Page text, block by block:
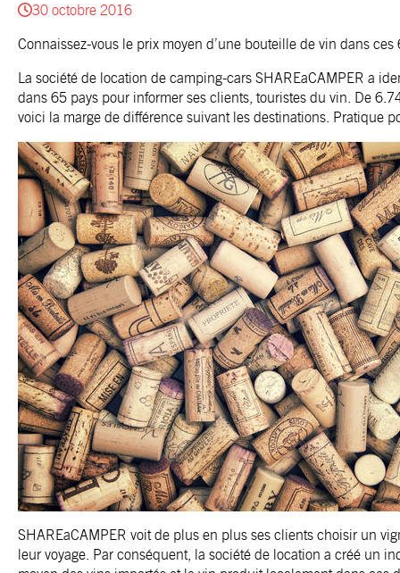
30 octobre 2016
Connaissez-vous le prix moyen d’une bouteille de vin dans ces
La société de location de camping-cars SHAREaCAMPER a
dans 65 pays pour informer ses clients, touristes du vin. De
voici la marge de différence suivant les destinations. Pratique
SHAREaCAMPER voit de plus en plus ses clients choisir un
leur voyage. Par conséquent, la société de location a créé un